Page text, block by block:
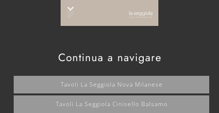
Continua a navigare
Tavoli La Seggiola Nova Milanese
Tavoli La Seggiola Cinisello Balsamo